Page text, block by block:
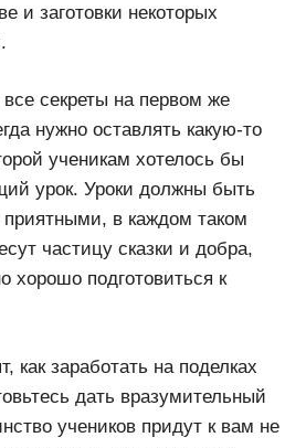
и заготовки некоторых
секреты на первом же
нужно оставлять какую-то
ученикам хотелось бы
урок. Уроки должны быть
в каждом таком
частицу сказки и добра,
хорошо подготовиться к
как заработать на поделках
дать вразумительный
учеников придут к вам не